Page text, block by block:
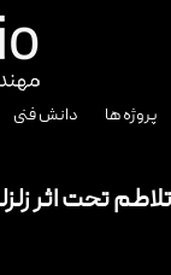
پروژه ها دانش فنی
در مخزن ذخیره سیال با سقف
تحت اثر